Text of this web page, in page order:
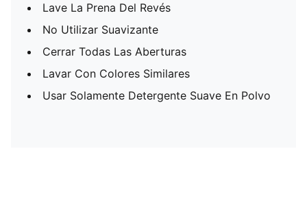
Lave La Prena Del Revés
No Utilizar Suavizante
Cerrar Todas Las Aberturas
Lavar Con Colores Similares
Usar Solamente Detergente Suave En Polvo